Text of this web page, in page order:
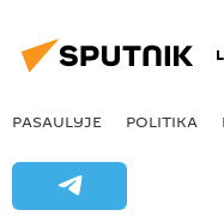
PASAULYJE POLITIKA